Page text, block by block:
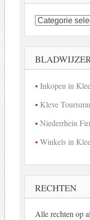
Kleefse
bedrijven
beeld
Inkopen in
Kleve
Niederrhein
Winkels in
RECHTEN
Alle rechten op